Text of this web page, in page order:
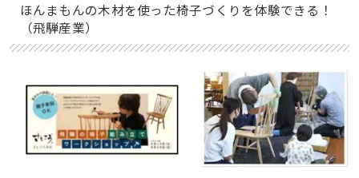
ほんまもんの木材を使った椅子づくりを体験できる！
（飛騨産業）